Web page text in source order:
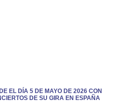
EL DÍA 5 DE MAYO DE 2026 CON
DE SU GIRA EN ESPAÑA